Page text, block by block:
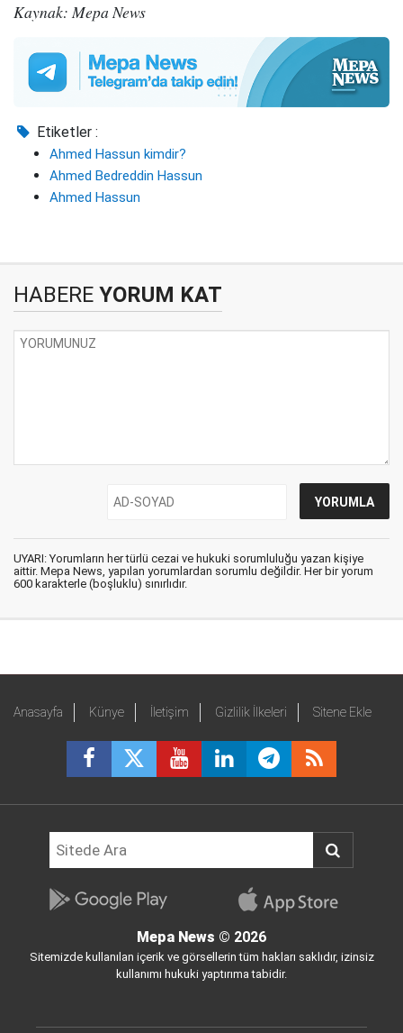
Kaynak: Mepa News
Etiketler :
Ahmed Hassun kimdir?
Ahmed Bedreddin Hassun
Ahmed Hassun
HABERE YORUM KAT
UYARI: Yorumların her türlü cezai ve hukuki sorumluluğu yazan kişiye
aittir. Mepa News, yapılan yorumlardan sorumlu değildir. Her bir yorum
600 karakterle (boşluklu) sınırlıdır.
Anasayfa Künye İletişim Gizlilik İlkeleri Sitene Ekle
Mepa News © 2026
Sitemizde kullanılan içerik ve görsellerin tüm hakları saklıdır, izinsiz
kullanımı hukuki yaptırıma tabidir.